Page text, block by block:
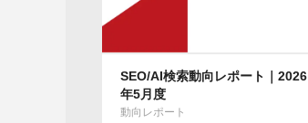
SEO/AI検索動向レポート｜2026
年5月度
動向レポート